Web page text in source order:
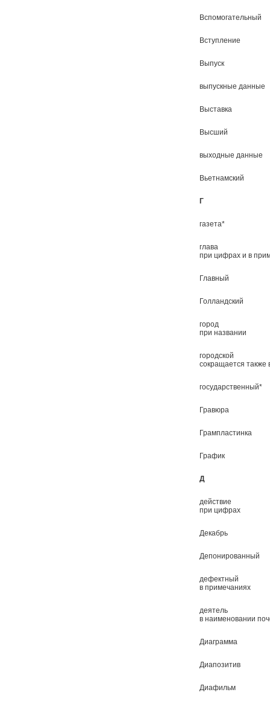
Вспомогательный
Вступление
Выпуск
выпускные данные
Выставка
Высший
выходные данные
Вьетнамский
Г
газета*
глава
при цифрах и в
Главный
Голландский
город
при названии
городской
сокращается также
государственный*
Гравюра
Грампластинка
График
Д
действие
при цифрах
Декабрь
Депонированный
дефектный
в примечаниях
деятель
в наименовании
Диаграмма
Диапозитив
Диафильм